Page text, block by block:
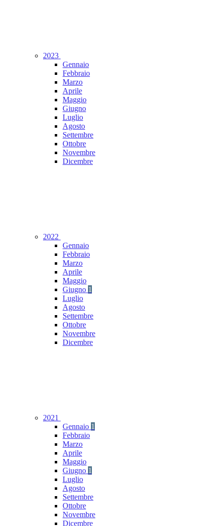
2023
Gennaio
Febbraio
Marzo
Aprile
Maggio
Giugno
Luglio
Agosto
Settembre
Ottobre
Novembre
Dicembre
2022
Gennaio
Febbraio
Marzo
Aprile
Maggio
Giugno 1
Luglio
Agosto
Settembre
Ottobre
Novembre
Dicembre
2021
Gennaio 1
Febbraio
Marzo
Aprile
Maggio
Giugno 1
Luglio
Agosto
Settembre
Ottobre
Novembre
Dicembre